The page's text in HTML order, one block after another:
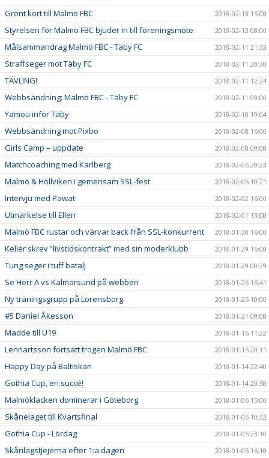
Grönt kort till Malmö FBC 2018-02-13 15:00
Styrelsen för Malmö FBC bjuder in till föreningsmöte 2018-02-13 08:00
Målsammandrag Malmö FBC - Täby FC 2018-02-11 21:33
Straffseger mot Täby FC 2018-02-11 20:30
TÄVLING! 2018-02-11 12:24
Webbsändning: Malmö FBC - Täby FC 2018-02-11 09:00
Yamou inför Täby 2018-02-10 19:04
Webbsändning mot Pixbo 2018-02-08 16:00
Girls Camp – uppdate 2018-02-08 09:00
Matchcoaching med Karlberg 2018-02-06 20:23
Malmö & Höllviken i gemensam SSL-fest 2018-02-05 10:21
Intervju med Pawat 2018-02-02 16:00
Utmärkelse till Ellen 2018-02-01 13:00
Malmö FBC rustar och värvar back från SSL-konkurrent 2018-01-30 16:00
Keller skrev ”livstidskontrakt” med sin moderklubb 2018-01-29 16:00
Tung seger i tuff batalj 2018-01-29 00:29
Se Herr A vs Kalmarsund på webben 2018-01-26 16:41
Ny träningsgrupp på Lorensborg 2018-01-25 10:00
#5 Daniel Åkesson 2018-01-21 09:00
Madde till U19 2018-01-16 11:22
Lennartsson fortsatt trogen Malmö FBC 2018-01-15 20:11
Happy Day på Baltiskan 2018-01-14 22:40
Gothia Cup, en succé! 2018-01-14 20:50
Malmöklacken dominerar i Göteborg 2018-01-06 15:00
Skånelaget till Kvartsfinal 2018-01-06 10:32
Gothia Cup - Lördag 2018-01-05 23:10
Skånlagstjejerna efter 1:a dagen 2018-01-05 16:10